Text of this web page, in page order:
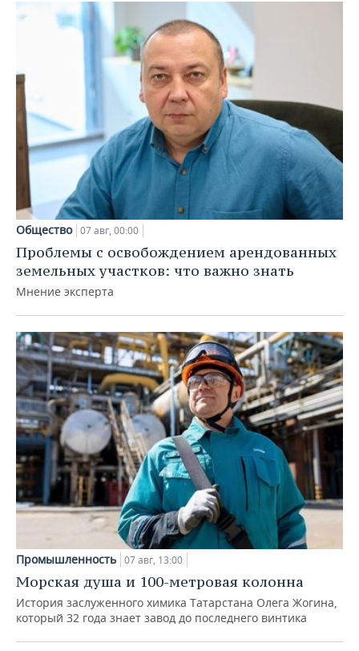
Общество 07 авг, 00:00
Проблемы с освобождением арендованных
земельных участков: что важно знать
Мнение эксперта
Промышленность 07 авг, 13:00
Морская душа и 100-метровая колонна
История заслуженного химика Татарстана Олега Жогина,
который 32 года знает завод до последнего винтика